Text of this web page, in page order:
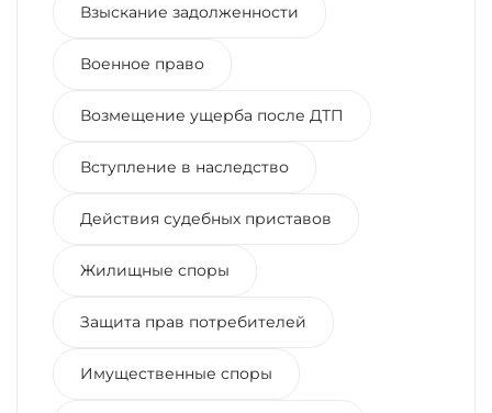
Взыскание задолженности
Военное право
Возмещение ущерба после ДТП
Вступление в наследство
Действия судебных приставов
Жилищные споры
Защита прав потребителей
Имущественные споры